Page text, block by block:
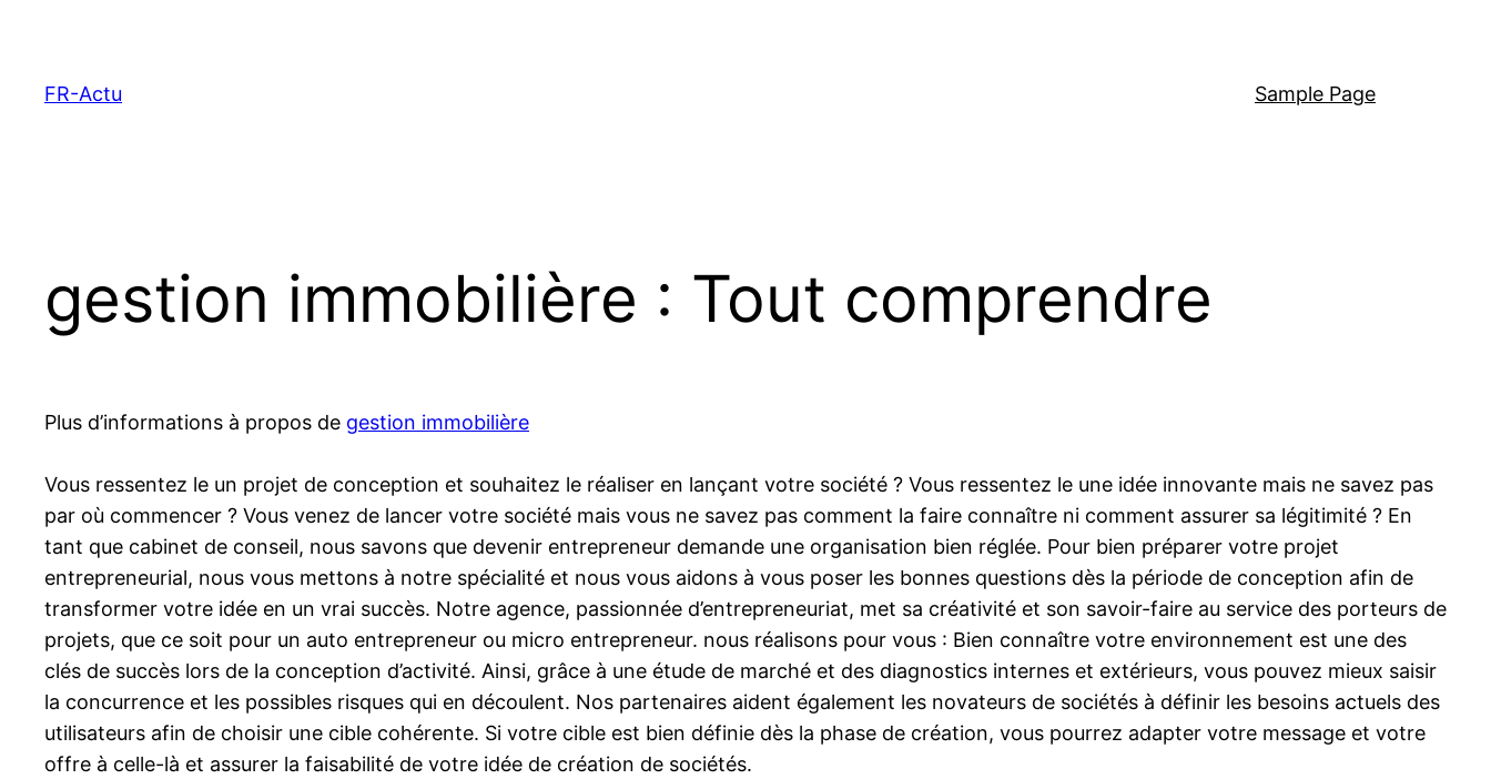
contenu
FR-Actu Sample Page
gestion immobilière : Tout comprendre
Plus d’informations à propos de gestion immobilière
Vous ressentez le un projet de conception et souhaitez le réaliser en lançant votre société ? Vous ressentez le une idée innovante mais ne savez pas
par où commencer ? Vous venez de lancer votre société mais vous ne savez pas comment la faire connaître ni comment assurer sa légitimité ? En
tant que cabinet de conseil, nous savons que devenir entrepreneur demande une organisation bien réglée. Pour bien préparer votre projet
entrepreneurial, nous vous mettons à notre spécialité et nous vous aidons à vous poser les bonnes questions dès la période de conception afin de
transformer votre idée en un vrai succès. Notre agence, passionnée d’entrepreneuriat, met sa créativité et son savoir-faire au service des porteurs de
projets, que ce soit pour un auto entrepreneur ou micro entrepreneur. nous réalisons pour vous : Bien connaître votre environnement est une des
clés de succès lors de la conception d’activité. Ainsi, grâce à une étude de marché et des diagnostics internes et extérieurs, vous pouvez mieux saisir
la concurrence et les possibles risques qui en découlent. Nos partenaires aident également les novateurs de sociétés à définir les besoins actuels des
utilisateurs afin de choisir une cible cohérente. Si votre cible est bien définie dès la phase de création, vous pourrez adapter votre message et votre
offre à celle-là et assurer la faisabilité de votre idée de création de sociétés.